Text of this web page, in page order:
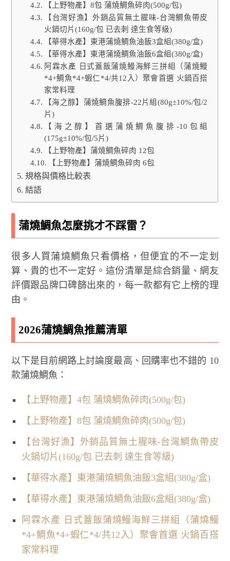
【上野物產】8包 蒲燒鯛魚碎肉(500g/包)
【台灣好漁】外銷品質無土腥味-台灣鯛魚帶皮
火鍋切片(160g/包 已去刺 達生食等級)
【華得水產】東港蒲燒鯛魚油飯3盒組(380g/盒)
【華得水產】東港蒲燒鯛魚油飯6盒組(380g/盒)
阿霖水產 日式蓋飯蒲燒鰻海鮮三拼組（蒲燒鰻
*4+鯛魚*4+蝦仁*4/共12入）聚會首選 火鍋百搭
家常料理
【海之醇】蒲燒鯛魚腹排-22片組(80g±10%/包/2
片)
【海之醇】首選蒲燒鯛魚腹排-10包組
(175g±10%/包/5片)
【上野物產】蒲燒鯛魚碎肉 12包
【上野物產】蒲燒鯛魚碎肉 6包
規格與價格比較表
結語
蒲燒鯛魚怎麼挑才不踩雷？
很多人買蒲燒鯛魚只看價格，但便宜的不一定划
算、貴的也不一定好。這份清單是綜合銷量、網友
評價跟品牌口碑篩出來的，每一款都有它上榜的理
由。
2026蒲燒鯛魚推薦清單
以下是目前網路上討論度最高、回購率也不錯的 10
款蒲燒鯛魚：
【上野物產】4包 蒲燒鯛魚碎肉(500g/包)
【上野物產】8包 蒲燒鯛魚碎肉(500g/包)
【台灣好漁】外銷品質無土腥味-台灣鯛魚帶皮
火鍋切片(160g/包 已去刺 達生食等級)
【華得水產】東港蒲燒鯛魚油飯3盒組(380g/盒)
【華得水產】東港蒲燒鯛魚油飯6盒組(380g/盒)
阿霖水產 日式蓋飯蒲燒鰻海鮮三拼組（蒲燒鰻
*4+鯛魚*4+蝦仁*4/共12入）聚會首選 火鍋百搭
家常料理